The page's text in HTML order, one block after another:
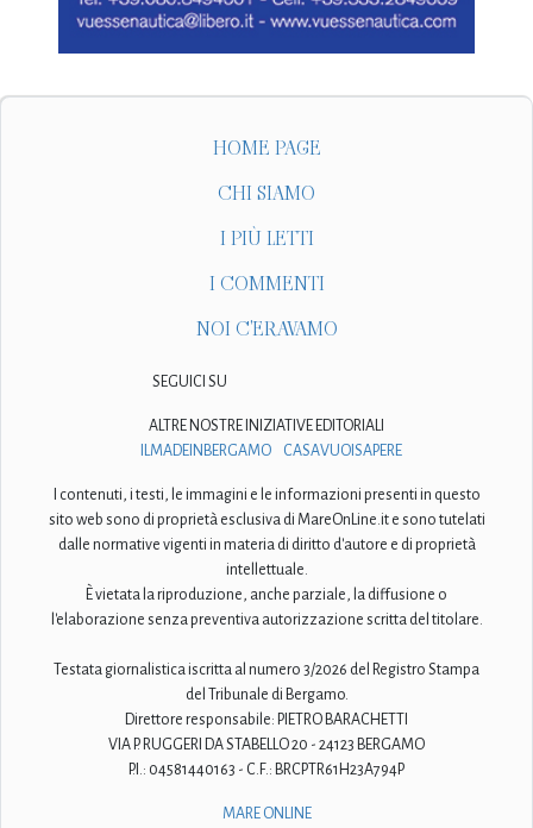
HOME PAGE
CHI SIAMO
I PIÙ LETTI
I COMMENTI
NOI C'ERAVAMO
SEGUICI SU
ALTRE NOSTRE INIZIATIVE EDITORIALI
ILMADEINBERGAMO
CASAVUOISAPERE
I contenuti, i testi, le immagini e le informazioni presenti in questo
sito web sono di proprietà esclusiva di MareOnLine.it e sono tutelati
dalle normative vigenti in materia di diritto d'autore e di proprietà
intellettuale.
È vietata la riproduzione, anche parziale, la diffusione o
l'elaborazione senza preventiva autorizzazione scritta del titolare.
Testata giornalistica iscritta al numero 3/2026 del Registro Stampa
del Tribunale di Bergamo.
Direttore responsabile: PIETRO BARACHETTI
VIA P. RUGGERI DA STABELLO 20 - 24123 BERGAMO
P.I.: 04581440163 - C.F.: BRCPTR61H23A794P
MARE ONLINE